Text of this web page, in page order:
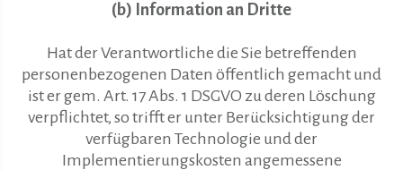
(b) Information an Dritte
Hat der Verantwortliche die Sie betreffenden
personenbezogenen Daten öffentlich gemacht und
ist er gem. Art. 17 Abs. 1 DSGVO zu deren Löschung
verpflichtet, so trifft er unter Berücksichtigung der
verfügbaren Technologie und der
Implementierungskosten angemessene